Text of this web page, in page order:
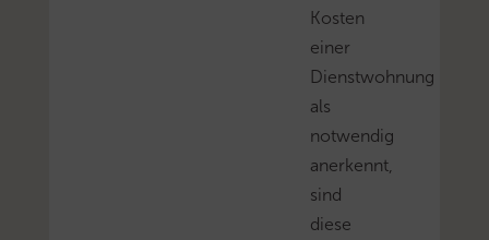
Kosten
einer
Dienstwohnung
als
notwendig
anerkennt,
sind
diese